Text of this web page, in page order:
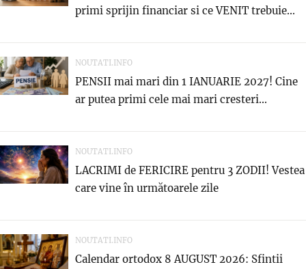
primi sprijin financiar si ce VENIT trebuie...
NOUTATI.INFO
PENSII mai mari din 1 IANUARIE 2027! Cine
ar putea primi cele mai mari cresteri...
NOUTATI.INFO
LACRIMI de FERICIRE pentru 3 ZODII! Vestea
care vine în următoarele zile
NOUTATI.INFO
Calendar ortodox 8 AUGUST 2026: Sfintii